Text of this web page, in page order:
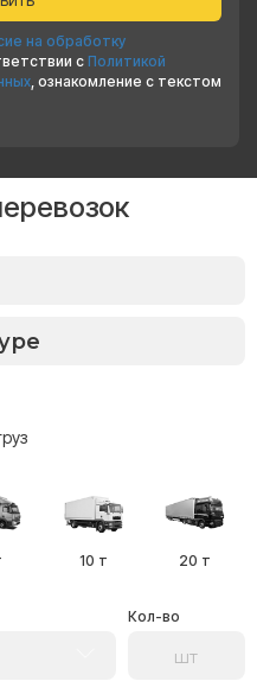
на обработку
с Политикой
, ознакомление с текстом
10 т 20 т
Кол-во